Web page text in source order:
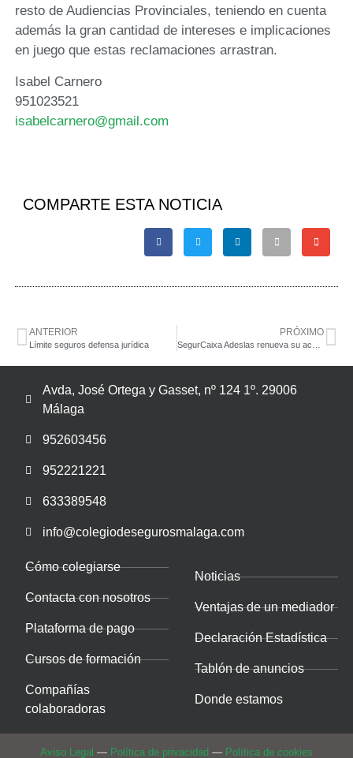
resto de Audiencias Provinciales, teniendo en cuenta
además la gran cantidad de intereses e implicaciones
en juego que estas reclamaciones arrastran.
Isabel Carnero
951023521
isabelcarnero@gmail.com
COMPARTE ESTA NOTICIA
ANTERIOR
Límite seguros defensa jurídica
PRÓXIMO
Avda, José Ortega y Gasset, nº 124 1º. 29006
Málaga
952603456
952221221
633389548
info@colegiodesegurosmalaga.com
Cómo colegiarse
Contacta con nosotros
Plataforma de pago
Cursos de formación
Compañías
colaboradoras
Noticias
Ventajas de un mediador
Declaración Estadística
Tablón de anuncios
Donde estamos
Aviso Legal — Política de privacidad — Política de cookies